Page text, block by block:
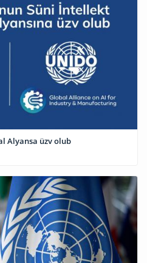
Alyansa üzv olub